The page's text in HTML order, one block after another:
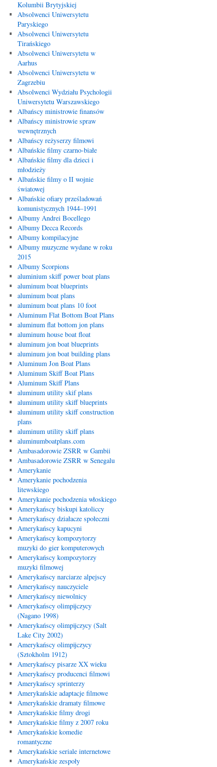
Kolumbii Brytyjskiej
Absolwenci Uniwersytetu
Paryskiego
Absolwenci Uniwersytetu
Tirańskiego
Absolwenci Uniwersytetu w
Aarhus
Absolwenci Uniwersytetu w
Zagrzebiu
Absolwenci Wydziału Psychologii
Uniwersytetu Warszawskiego
Albańscy ministrowie finansów
Albańscy ministrowie spraw
wewnętrznych
Albańscy reżyserzy filmowi
Albańskie filmy czarno-białe
Albańskie filmy dla dzieci i
młodzieży
Albańskie filmy o II wojnie
światowej
Albańskie ofiary prześladowań
komunistycznych 1944–1991
Albumy Andrei Bocellego
Albumy Decca Records
Albumy kompilacyjne
Albumy muzyczne wydane w roku
2015
Albumy Scorpions
aluminium skiff power boat plans
aluminum boat blueprints
aluminum boat plans
aluminum boat plans 10 foot
Aluminum Flat Bottom Boat Plans
aluminum flat bottom jon plans
aluminum house boat float
aluminum jon boat blueprints
aluminum jon boat building plans
Aluminum Jon Boat Plans
Aluminum Skiff Boat Plans
Aluminum Skiff Plans
aluminum utility skif plans
aluminum utility skiff blueprints
aluminum utility skiff construction
plans
aluminum utility skiff plans
aluminumboatplans.com
Ambasadorowie ZSRR w Gambii
Ambasadorowie ZSRR w Senegalu
Amerykanie
Amerykanie pochodzenia
litewskiego
Amerykanie pochodzenia włoskiego
Amerykańscy biskupi katoliccy
Amerykańscy działacze społeczni
Amerykańscy kapucyni
Amerykańscy kompozytorzy
muzyki do gier komputerowych
Amerykańscy kompozytorzy
muzyki filmowej
Amerykańscy narciarze alpejscy
Amerykańscy nauczyciele
Amerykańscy niewolnicy
Amerykańscy olimpijczycy
(Nagano 1998)
Amerykańscy olimpijczycy (Salt
Lake City 2002)
Amerykańscy olimpijczycy
(Sztokholm 1912)
Amerykańscy pisarze XX wieku
Amerykańscy producenci filmowi
Amerykańscy sprinterzy
Amerykańskie adaptacje filmowe
Amerykańskie dramaty filmowe
Amerykańskie filmy drogi
Amerykańskie filmy z 2007 roku
Amerykańskie komedie
romantyczne
Amerykańskie seriale internetowe
Amerykańskie zespoły